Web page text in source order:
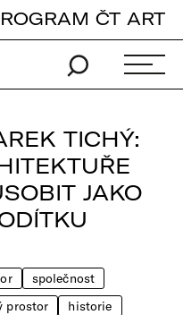
ČT ART
TICHÝ:
JAKO
společnost
prostor
historie